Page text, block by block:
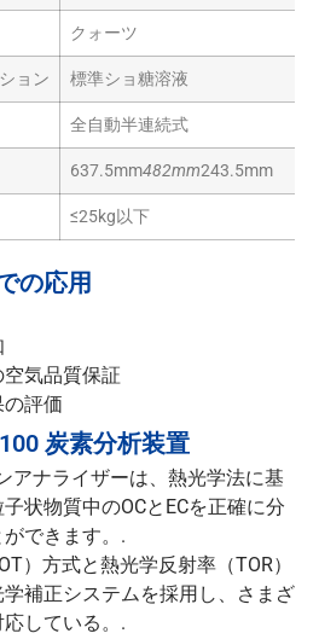
クォーツ
ョン 標準ショ糖溶液
全自動半連続式
637.5mm482mm243.5mm
≤25kg以下
の応用
気品質保証
評価
炭素分析装置
アナライザーは、熱光学法に基
状物質中のOCとECを正確に分
できます。.
）方式と熱光学反射率（TOR）
補正システムを採用し、さまざ
している。.